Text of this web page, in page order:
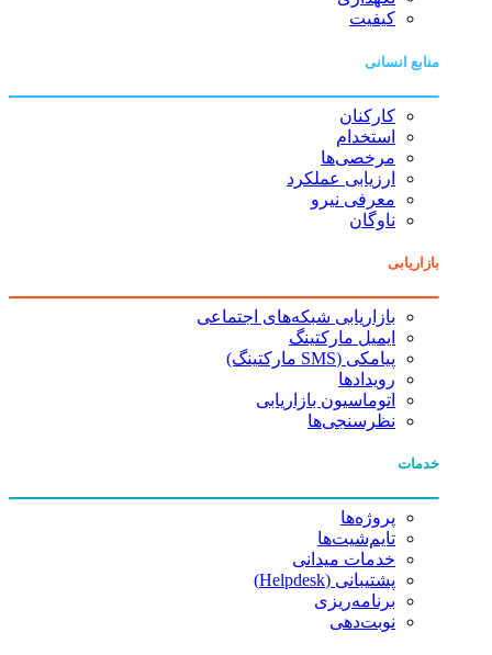
کیفیت
منابع انسانی
کارکنان
استخدام
مرخصی‌ها
ارزیابی عملکرد
معرفی نیرو
ناوگان
بازاریابی
بازاریابی شبکه‌های اجتماعی
ایمیل مارکتینگ
پیامکی (SMS مارکتینگ)
رویدادها
اتوماسیون بازاریابی
نظرسنجی‌ها
خدمات
پروژه‌ها
تایم‌شیت‌ها
خدمات میدانی
پشتیبانی (Helpdesk)
برنامه‌ریزی
نوبت‌دهی